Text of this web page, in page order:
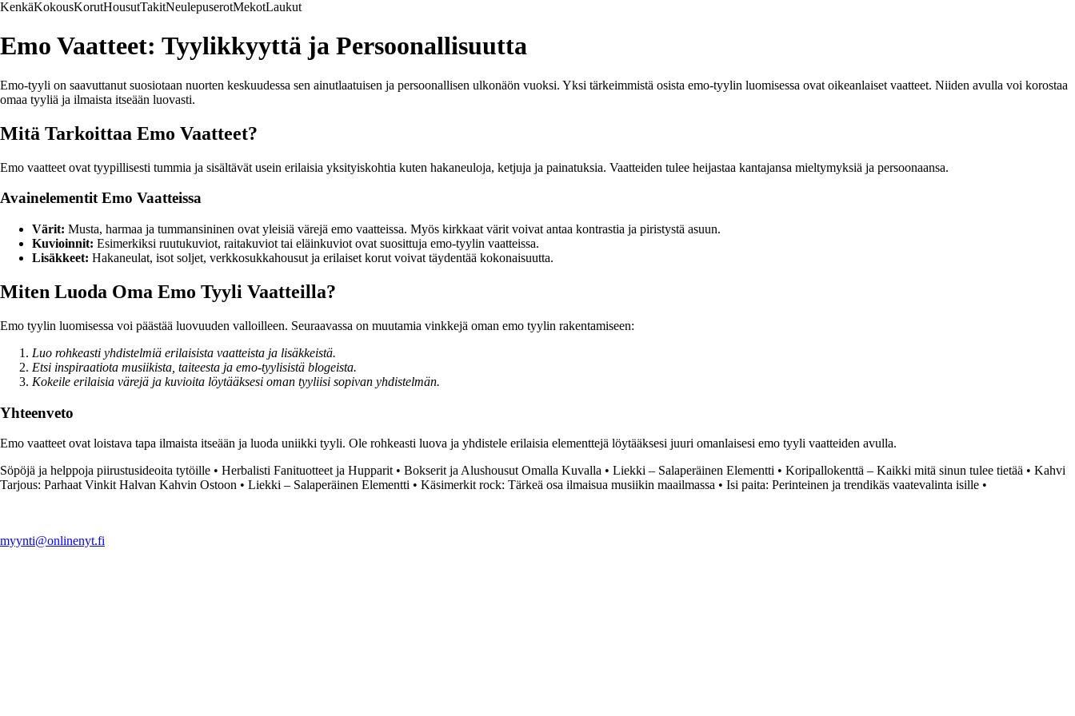
KenkäKokousKorutHousutTakitNeulepuserotMekotLaukut
Emo Vaatteet: Tyylikkyyttä ja Persoonallisuutta
Emo-tyyli on saavuttanut suosiotaan nuorten keskuudessa sen ainutlaatuisen ja persoonallisen ulkonäön vuoksi. Yksi tärkeimmistä osista emo-tyylin luomisessa ovat oikeanlaiset vaatteet. Niiden avulla voi korostaa
omaa tyyliä ja ilmaista itseään luovasti.
Mitä Tarkoittaa Emo Vaatteet?
Emo vaatteet ovat tyypillisesti tummia ja sisältävät usein erilaisia yksityiskohtia kuten hakaneuloja, ketjuja ja painatuksia. Vaatteiden tulee heijastaa kantajansa mieltymyksiä ja persoonaansa.
Avainelementit Emo Vaatteissa
Värit: Musta, harmaa ja tummansininen ovat yleisiä värejä emo vaatteissa. Myös kirkkaat värit voivat antaa kontrastia ja piristystä asuun.
Kuvioinnit: Esimerkiksi ruutukuviot, raitakuviot tai eläinkuviot ovat suosittuja emo-tyylin vaatteissa.
Lisäkkeet: Hakaneulat, isot soljet, verkkosukkahousut ja erilaiset korut voivat täydentää kokonaisuutta.
Miten Luoda Oma Emo Tyyli Vaatteilla?
Emo tyylin luomisessa voi päästää luovuuden valloilleen. Seuraavassa on muutamia vinkkejä oman emo tyylin rakentamiseen:
Luo rohkeasti yhdistelmiä erilaisista vaatteista ja lisäkkeistä.
Etsi inspiraatiota musiikista, taiteesta ja emo-tyylisistä blogeista.
Kokeile erilaisia värejä ja kuvioita löytääksesi oman tyyliisi sopivan yhdistelmän.
Yhteenveto
Emo vaatteet ovat loistava tapa ilmaista itseään ja luoda uniikki tyyli. Ole rohkeasti luova ja yhdistele erilaisia elementtejä löytääksesi juuri omanlaisesi emo tyyli vaatteiden avulla.
Söpöjä ja helppoja piirustusideoita tytöille • Herbalisti Fanituotteet ja Hupparit • Bokserit ja Alushousut Omalla Kuvalla • Liekki – Salaperäinen Elementti • Koripallokenttä – Kaikki mitä sinun tulee tietää • Kahvi
Tarjous: Parhaat Vinkit Halvan Kahvin Ostoon • Liekki – Salaperäinen Elementti • Käsimerkit rock: Tärkeä osa ilmaisua musiikin maailmassa • Isi paita: Perinteinen ja trendikäs vaatevalinta isille •
myynti@onlinenyt.fi